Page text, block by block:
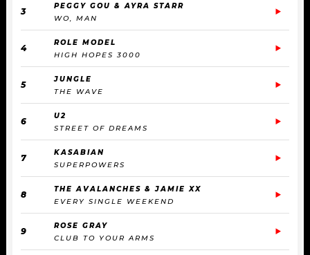
3
PEGGY GOU & AYRA STARR
WO, MAN
4
ROLE MODEL
HIGH HOPES 3000
5
JUNGLE
THE WAVE
6
U2
STREET OF DREAMS
7
KASABIAN
SUPERPOWERS
8
THE AVALANCHES & JAMIE XX
EVERY SINGLE WEEKEND
9
ROSE GRAY
CLUB TO YOUR ARMS